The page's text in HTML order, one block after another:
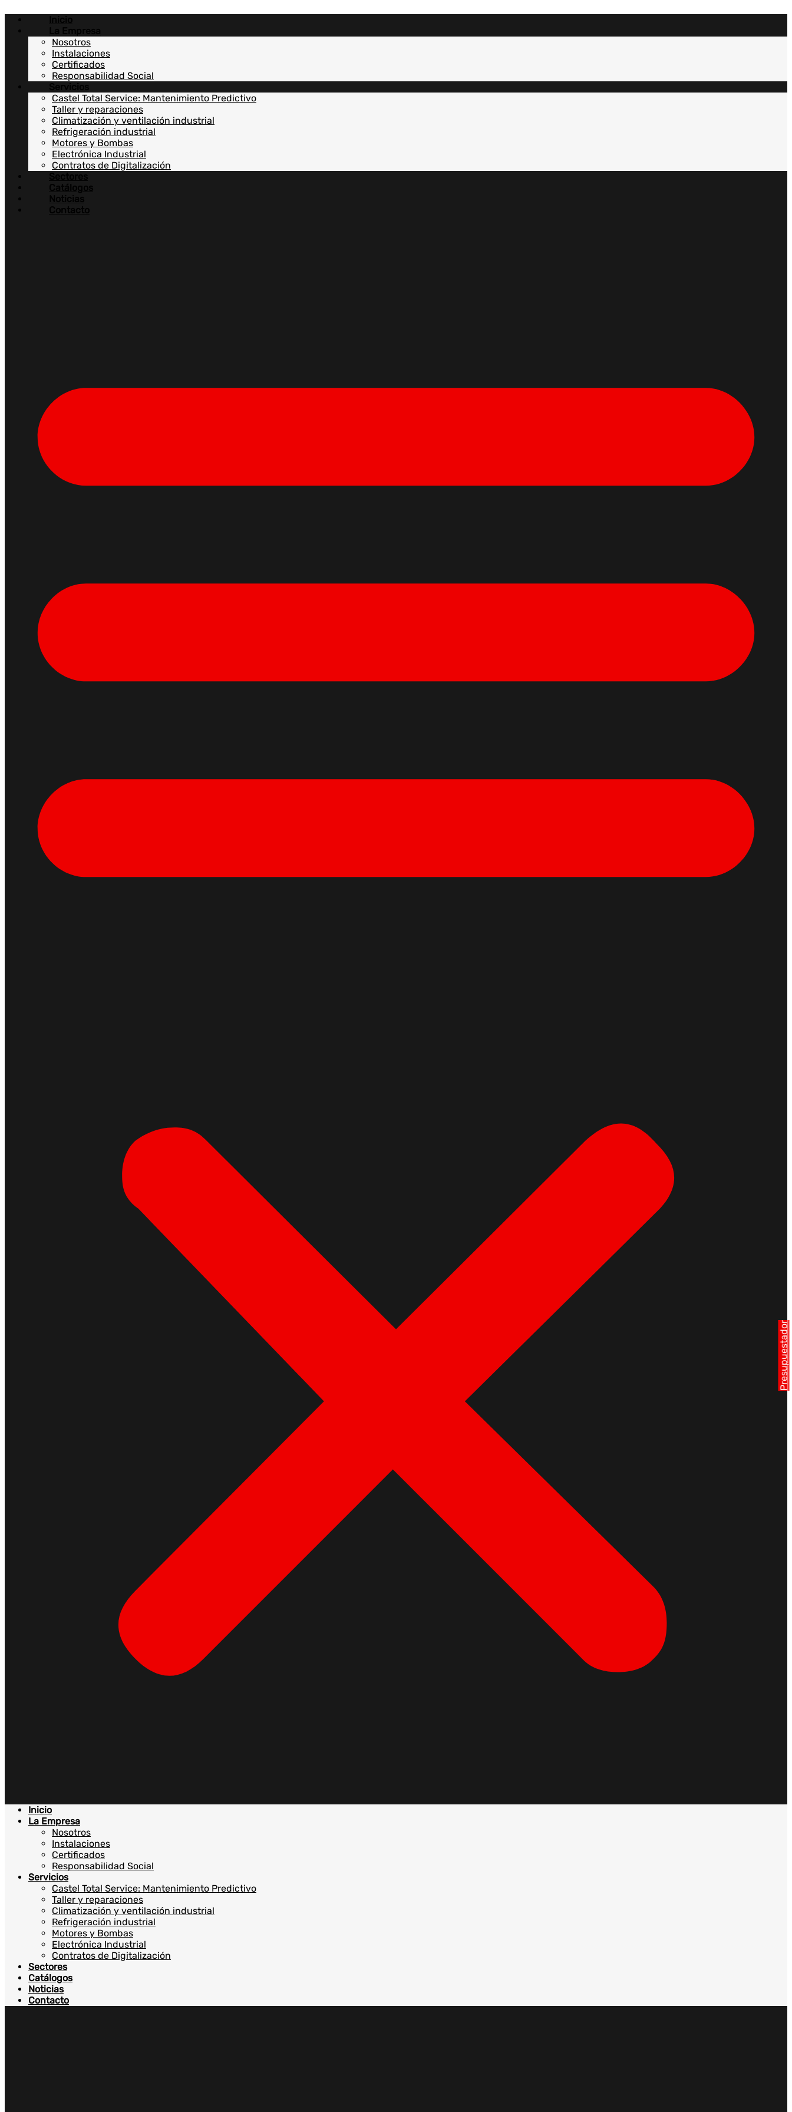
contenido
Inicio
La Empresa
Nosotros
Instalaciones
Certificados
Responsabilidad Social
Servicios
Castel Total Service: Mantenimiento Predictivo
Taller y reparaciones
Climatización y ventilación industrial
Refrigeración industrial
Motores y Bombas
Electrónica Industrial
Contratos de Digitalización
Sectores
Catálogos
Noticias
Contacto
Inicio
La Empresa
Nosotros
Instalaciones
Certificados
Responsabilidad Social
Servicios
Castel Total Service: Mantenimiento Predictivo
Taller y reparaciones
Climatización y ventilación industrial
Refrigeración industrial
Motores y Bombas
Electrónica Industrial
Contratos de Digitalización
Sectores
Catálogos
Noticias
Contacto
Presupuestador